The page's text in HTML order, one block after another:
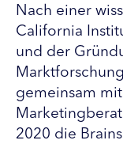
Nach einer
California
und der
gemeinsam
2020 die